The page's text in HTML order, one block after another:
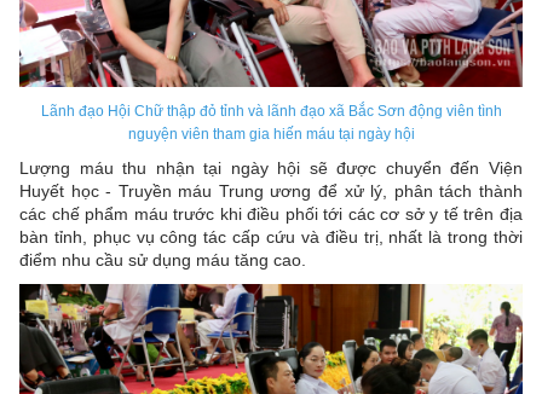
Lãnh đạo Hội Chữ thập đỏ tỉnh và lãnh đạo xã Bắc Sơn động viên tình
nguyện viên tham gia hiến máu tại ngày hội
Lượng máu thu nhận tại ngày hội sẽ được chuyển đến Viện
Huyết học - Truyền máu Trung ương để xử lý, phân tách thành
các chế phẩm máu trước khi điều phối tới các cơ sở y tế trên địa
bàn tỉnh, phục vụ công tác cấp cứu và điều trị, nhất là trong thời
điểm nhu cầu sử dụng máu tăng cao.